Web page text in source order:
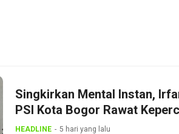
Singkirkan Mental Instan,
PSI Kota Bogor Rawat
Dini
HEADLINE 5 hari yang lalu